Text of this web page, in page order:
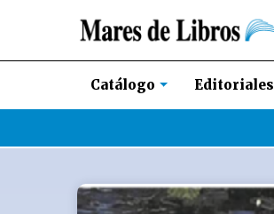
Catálogo Editoriales